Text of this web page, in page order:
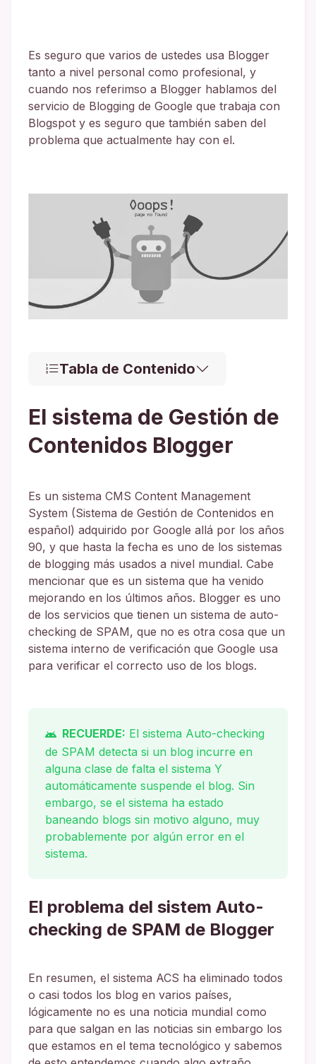
Es seguro que varios de ustedes usa Blogger
tanto a nivel personal como profesional, y
cuando nos referimso a Blogger hablamos del
servicio de Blogging de Google que trabaja con
Blogspot y es seguro que también saben del
problema que actualmente hay con el.
Tabla de Contenido
El sistema de Gestión de
Contenidos Blogger
Es un sistema CMS Content Management
System (Sistema de Gestión de Contenidos en
español) adquirido por Google allá por los años
90, y que hasta la fecha es uno de los sistemas
de blogging más usados a nivel mundial. Cabe
mencionar que es un sistema que ha venido
mejorando en los últimos años. Blogger es uno
de los servicios que tienen un sistema de auto-
checking de SPAM, que no es otra cosa que un
sistema interno de verificación que Google usa
para verificar el correcto uso de los blogs.
RECUERDE: El sistema Auto-checking
de SPAM detecta si un blog incurre en
alguna clase de falta el sistema Y
automáticamente suspende el blog. Sin
embargo, se el sistema ha estado
baneando blogs sin motivo alguno, muy
probablemente por algún error en el
sistema.
El problema del sistem Auto-
checking de SPAM de Blogger
En resumen, el sistema ACS ha eliminado todos
o casi todos los blog en varios países,
lógicamente no es una noticia mundial como
para que salgan en las noticias sin embargo los
que estamos en el tema tecnológico y sabemos